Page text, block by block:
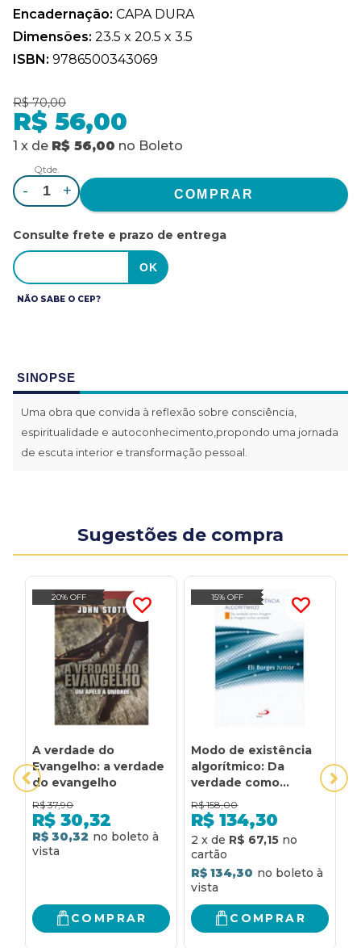
Encadernação: CAPA DURA
Dimensões: 23.5 x 20.5 x 3.5
ISBN: 9786500343069
R$ 70,00
R$ 56,00
1 x de R$ 56,00 no Boleto
Qtde.
- +
Consulte frete e prazo de entrega
NÃO SABE O CEP?
SINOPSE
Uma obra que convida à reflexão sobre consciência,
espiritualidade e autoconhecimento,propondo uma jornada
de escuta interior e transformação pessoal.
Sugestões de compra
20% OFF
A verdade do
Evangelho: a verdade
do evangelho
R$ 37,90
R$ 30,32
R$ 30,32
COMPRAR
15% OFF
Modo de existência
algorítmico: Da
verdade como
imagem à imagem
como verdade
R$ 158,00
R$ 134,30
2 x de R$ 67,15
R$ 134,30
COMPRAR